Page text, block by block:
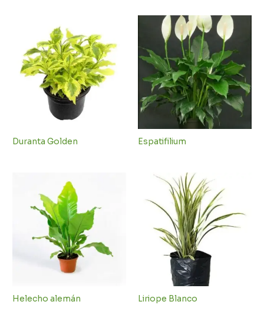
Duranta Golden Espatifilium
Helecho alemán Liriope Blanco